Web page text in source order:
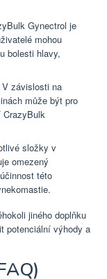
Gynectrol je
mohou
bolesti hlavy,
V závislosti na
může být pro
CrazyBulk
složky v
omezený
této
jiného doplňku
potenciální výhody a